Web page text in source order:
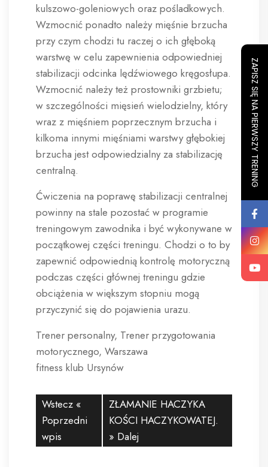
kulszowo-goleniowych oraz pośladkowych.
Wzmocnić ponadto należy mięśnie brzucha
przy czym chodzi tu raczej o ich głęboką
warstwę w celu zapewnienia odpowiedniej
stabilizacji odcinka lędźwiowego kręgosłupa.
Wzmocnić należy też prostowniki grzbietu;
w szczególności mięsień wielodzielny, który
wraz z mięśniem poprzecznym brzucha i
kilkoma innymi mięśniami warstwy głębokiej
brzucha jest odpowiedzialny za stabilizację
centralną.
Ćwiczenia na poprawę stabilizacji centralnej
powinny na stale pozostać w programie
treningowym zawodnika i być wykonywane w
początkowej części treningu. Chodzi o to by
zapewnić odpowiednią kontrolę motoryczną
podczas części głównej treningu gdzie
obciążenia w większym stopniu mogą
przyczynić się do pojawienia urazu.
Trener personalny, Trener przygotowania
motorycznego, Warszawa
fitness klub Ursynów
Wstecz «
Poprzedni
wpis
ZŁAMANIE HACZYKA
KOŚCI HACZYKOWATEJ.
» Dalej
ZAPISZ SIĘ NA PIERWSZY TRENING